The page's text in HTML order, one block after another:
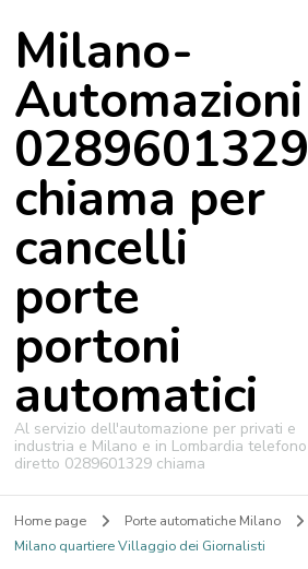
Milano-
Automazioni
0289601329
chiama per
cancelli
porte
portoni
automatici
Al servizio dell'automazione per privati e
industria e Milano e in Lombardia telefono
diretto 0289601329 chiama
Home page Porte automatiche Milano
Milano quartiere Villaggio dei Giornalisti